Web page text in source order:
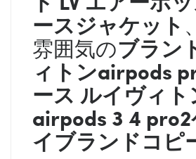
ースジャケット
雰囲気のブラン
ィトンairpods
ース ルイヴィト
airpods 3 4
イブランドコピ